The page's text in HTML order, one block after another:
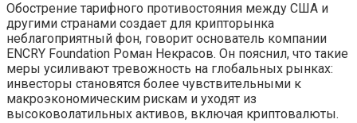
Обострение тарифного противостояния между США и
другими странами создает для крипторынка
неблагоприятный фон, говорит основатель компании
ENCRY Foundation Роман Некрасов. Он пояснил, что такие
меры усиливают тревожность на глобальных рынках:
инвесторы становятся более чувствительными к
макроэкономическим рискам и уходят из
высоковолатильных активов, включая криптовалюты.